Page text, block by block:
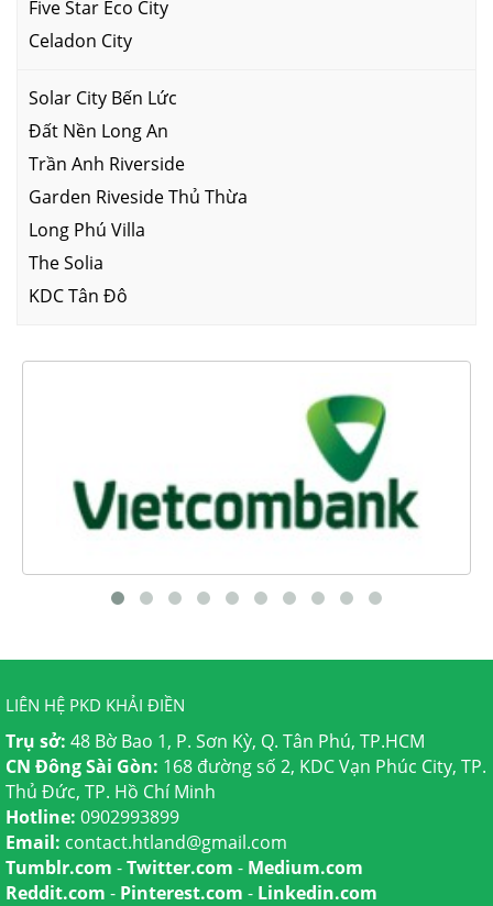
Five Star Eco City
Celadon City
Solar City Bến Lức
Đất Nền Long An
Trần Anh Riverside
Garden Riveside Thủ Thừa
Long Phú Villa
The Solia
KDC Tân Đô
LIÊN HỆ PKD KHẢI ĐIỀN
Trụ sở: 48 Bờ Bao 1, P. Sơn Kỳ, Q. Tân Phú, TP.HCM
CN Đông Sài Gòn: 168 đường số 2, KDC Vạn Phúc City, TP.
Thủ Đức, TP. Hồ Chí Minh
Hotline: 0902993899
Email: contact.htland@gmail.com
Tumblr.com -Twitter.com - Medium.com
Reddit.com - Pinterest.com - Linkedin.com